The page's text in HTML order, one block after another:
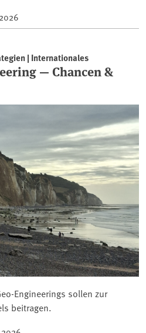
| Internationales
— Chancen &
Engineerings sollen zur
beitragen.